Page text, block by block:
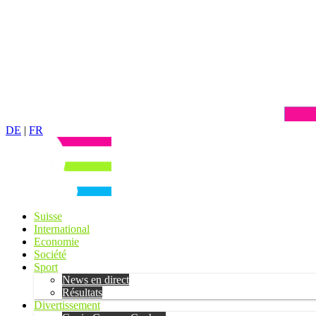
DE | FR
Suisse
International
Economie
Société
Sport
News en direct
Résultats
Divertissement